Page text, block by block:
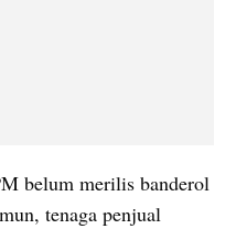
belum merilis banderol
tenaga penjual